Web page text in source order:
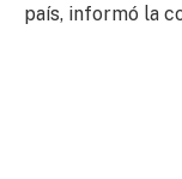
país, informó la